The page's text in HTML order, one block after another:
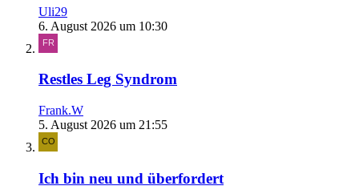
Uli29
6. August 2026 um 10:30
Restles Leg Syndrom
Frank.W
5. August 2026 um 21:55
Ich bin neu und überfordert